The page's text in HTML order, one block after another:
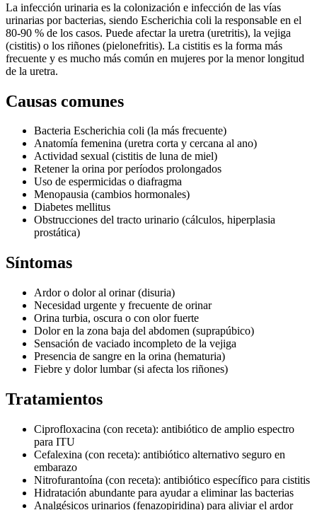
La infección urinaria es la colonización e infección de las vías
urinarias por bacterias, siendo Escherichia coli la responsable en el
80-90 % de los casos. Puede afectar la uretra (uretritis), la vejiga
(cistitis) o los riñones (pielonefritis). La cistitis es la forma más
frecuente y es mucho más común en mujeres por la menor longitud
de la uretra.
Causas comunes
Bacteria Escherichia coli (la más frecuente)
Anatomía femenina (uretra corta y cercana al ano)
Actividad sexual (cistitis de luna de miel)
Retener la orina por períodos prolongados
Uso de espermicidas o diafragma
Menopausia (cambios hormonales)
Diabetes mellitus
Obstrucciones del tracto urinario (cálculos, hiperplasia
prostática)
Síntomas
Ardor o dolor al orinar (disuria)
Necesidad urgente y frecuente de orinar
Orina turbia, oscura o con olor fuerte
Dolor en la zona baja del abdomen (suprapúbico)
Sensación de vaciado incompleto de la vejiga
Presencia de sangre en la orina (hematuria)
Fiebre y dolor lumbar (si afecta los riñones)
Tratamientos
Ciprofloxacina (con receta): antibiótico de amplio espectro
para ITU
Cefalexina (con receta): antibiótico alternativo seguro en
embarazo
Nitrofurantoína (con receta): antibiótico específico para cistitis
Hidratación abundante para ayudar a eliminar las bacterias
Analgésicos urinarios (fenazopiridina) para aliviar el ardor